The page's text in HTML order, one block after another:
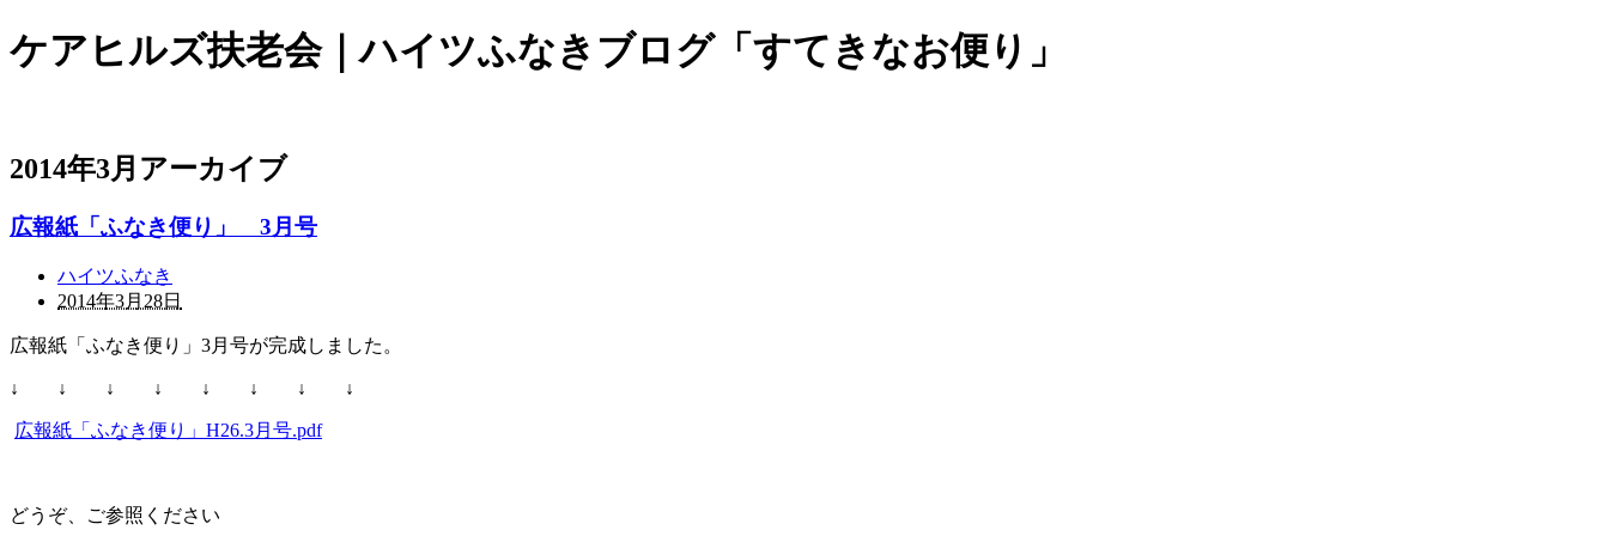
ケアヒルズ扶老会｜ハイツふなきブログ「すてきなお便り」
2014年3月アーカイブ
広報紙「ふなき便り」 3月号
ハイツふなき
2014年3月28日
広報紙「ふなき便り」3月号が完成しました。
↓ ↓ ↓ ↓ ↓ ↓ ↓ ↓
広報紙「ふなき便り」H26.3月号.pdf
どうぞ、ご参照ください